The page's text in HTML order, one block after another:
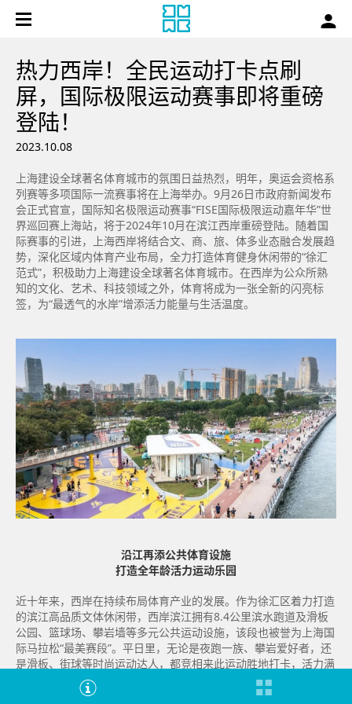
热力西岸！全民运动打卡点刷
屏，国际极限运动赛事即将重磅
登陆！
2023.10.08
上海建设全球著名体育城市的氛围日益热烈，明年，奥运会资格系
列赛等多项国际一流赛事将在上海举办。9月26日市政府新闻发布
会正式官宣，国际知名极限运动赛事“FISE国际极限运动嘉年华”世
界巡回赛上海站，将于2024年10月在滨江西岸重磅登陆。随着国
际赛事的引进，上海西岸将结合文、商、旅、体多业态融合发展趋
势，深化区域内体育产业布局，全力打造体育健身休闲带的“徐汇
范式”，积极助力上海建设全球著名体育城市。在西岸为公众所熟
知的文化、艺术、科技领域之外，体育将成为一张全新的闪亮标
签，为“最透气的水岸”增添活力能量与生活温度。
沿江再添公共体育设施
打造全年龄活力运动乐园
近十年来，西岸在持续布局体育产业的发展。作为徐汇区着力打造
的滨江高品质文体休闲带，西岸滨江拥有8.4公里滨水跑道及滑板
公园、篮球场、攀岩墙等多元公共运动设施，该段也被誉为上海国
际马拉松“最美赛段”。平日里，无论是夜跑一族、攀岩爱好者，还
是滑板、街球等时尚运动达人，都竞相来此运动胜地打卡，活力满
满的运动场景已成为滨江一道亮眼的风景。